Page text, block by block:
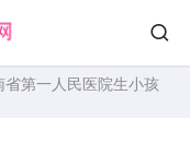
第一人民医院生小孩